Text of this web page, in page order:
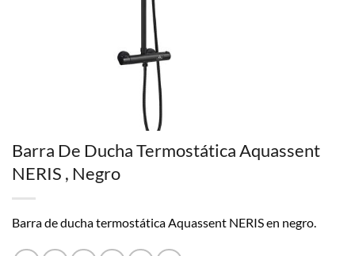
Barra De Ducha Termostática Aquassent
NERIS , Negro
Barra de ducha termostática Aquassent NERIS en negro.